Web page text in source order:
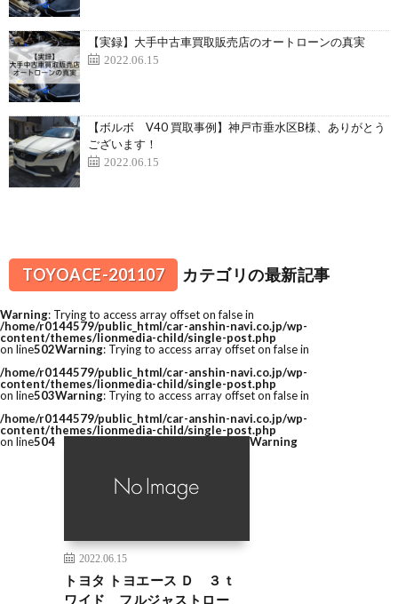
【実録】大手中古車買取販売店のオートローンの真実
2022.06.15
【ボルボ V40 買取事例】神戸市垂水区B様、ありがとう
ございます！
2022.06.15
TOYOACE-201107 カテゴリの最新記事
Warning: Trying to access array offset on false in
/home/r0144579/public_html/car-anshin-navi.co.jp/wp-
content/themes/lionmedia-child/single-post.php
on line502Warning: Trying to access array offset on false in
/home/r0144579/public_html/car-anshin-navi.co.jp/wp-
content/themes/lionmedia-child/single-post.php
on line503Warning: Trying to access array offset on false in
/home/r0144579/public_html/car-anshin-navi.co.jp/wp-
content/themes/lionmedia-child/single-post.php
on line504
2022.06.15
トヨタ トヨエース Ｄ ３ｔ
ワイド フルジャストロー
Warning